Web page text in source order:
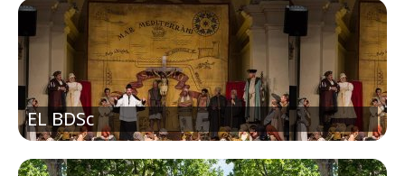
EL BDSc